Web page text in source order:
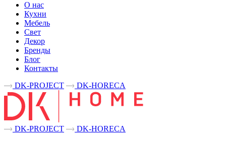
О нас
Кухни
Мебель
Свет
Декор
Бренды
Блог
Контакты
DK-PROJECT
DK-HORECA
DK-PROJECT
DK-HORECA